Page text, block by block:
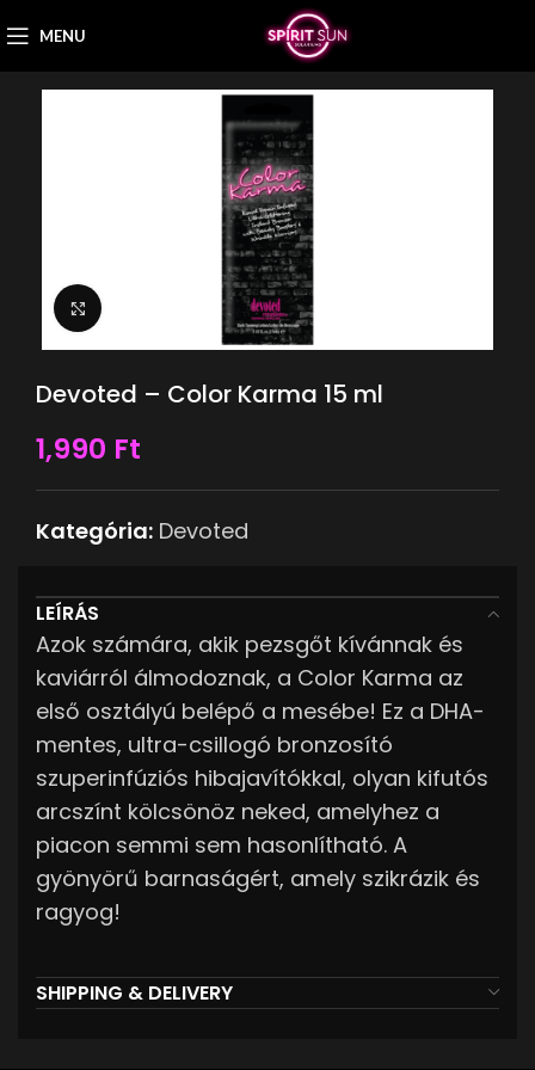
MENU
Devoted – Color Karma 15 ml
1,990 Ft
Kategória: Devoted
LEÍRÁS
Azok számára, akik pezsgőt kívánnak és
kaviárról álmodoznak, a Color Karma az
első osztályú belépő a mesébe! Ez a DHA-
mentes, ultra-csillogó bronzosító
szuperinfúziós hibajavítókkal, olyan kifutós
arcszínt kölcsönöz neked, amelyhez a
piacon semmi sem hasonlítható. A
gyönyörű barnaságért, amely szikrázik és
ragyog!
SHIPPING & DELIVERY